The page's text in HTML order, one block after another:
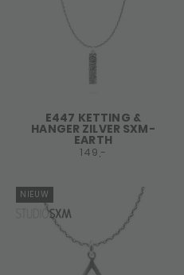
E447 KETTING &
HANGER ZILVER SXM-
EARTH
149,-
NIEUW